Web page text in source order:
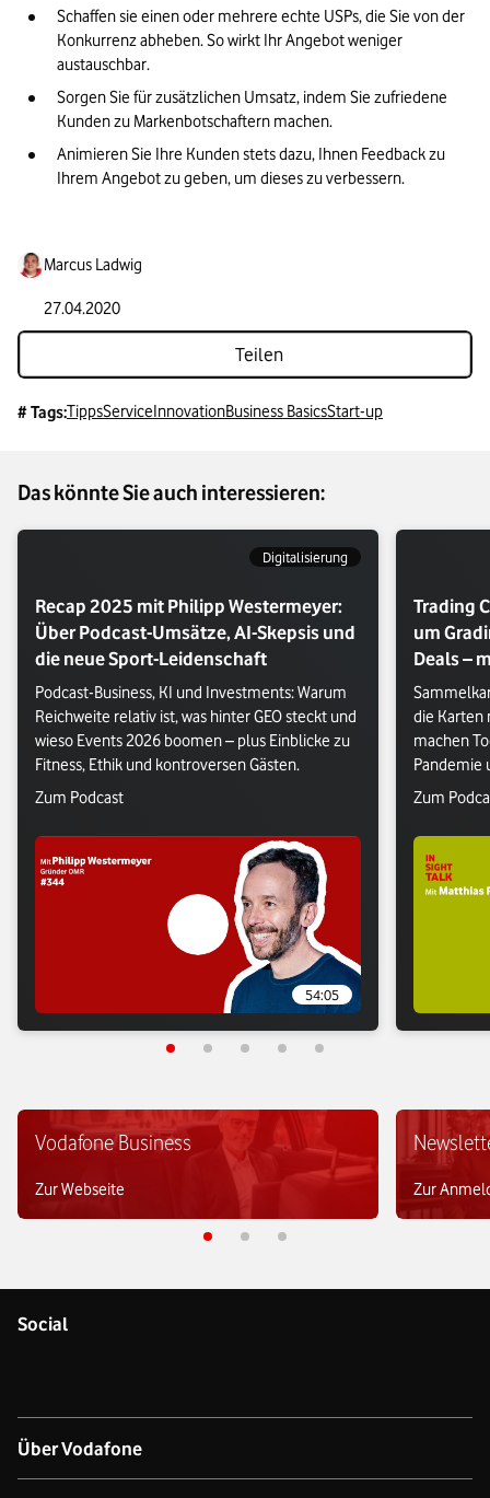
Schaffen sie einen oder mehrere echte USPs, die Sie von der
Konkurrenz abheben. So wirkt Ihr Angebot weniger
austauschbar.
Sorgen Sie für zusätzlichen Umsatz, indem Sie zufriedene
Kunden zu Markenbotschaftern machen.
Animieren Sie Ihre Kunden stets dazu, Ihnen Feedback zu
Ihrem Angebot zu geben, um dieses zu verbessern.
Marcus Ladwig
27.04.2020
Teilen
# Tags:TippsServiceInnovationBusiness BasicsStart-up
Das könnte Sie auch interessieren:
Digitalisierung
Recap 2025 mit Philipp Westermeyer:
Über Podcast-Umsätze, AI-Skepsis und
die neue Sport-Leidenschaft
Podcast-Business, KI und Investments: Warum
Reichweite relativ ist, was hinter GEO steckt und
wieso Events 2026 boomen – plus Einblicke zu
Fitness, Ethik und kontroversen Gästen.
Verlasse Vodafone Webseite: Zum Podcast
Zum Podcast
54:05
Trading
um
Deals –
die Karten
machen
Pandemie
besten
Verlasse
Zum
Vodafone Business
Zur Webseite Zur
Social
Über Vodafone